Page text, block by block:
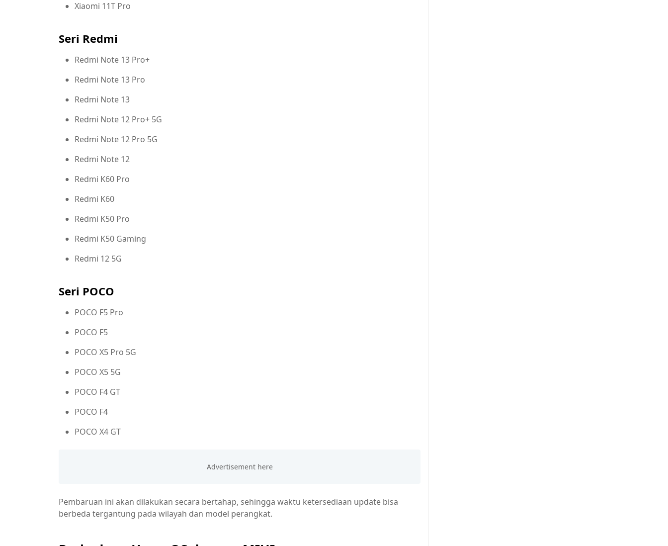
Xiaomi 11T Pro
Seri Redmi
Redmi Note 13 Pro+
Redmi Note 13 Pro
Redmi Note 13
Redmi Note 12 Pro+ 5G
Redmi Note 12 Pro 5G
Redmi Note 12
Redmi K60 Pro
Redmi K60
Redmi K50 Pro
Redmi K50 Gaming
Redmi 12 5G
Seri POCO
POCO F5 Pro
POCO F5
POCO X5 Pro 5G
POCO X5 5G
POCO F4 GT
POCO F4
POCO X4 GT
Pembaruan ini akan dilakukan secara bertahap, sehingga waktu ketersediaan update bisa
berbeda tergantung pada wilayah dan model perangkat.